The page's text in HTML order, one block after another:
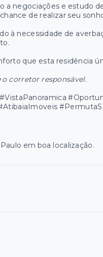
negociações e estudo
de realizar seu
à necessidade de
que esta residência
o corretor responsável.
em boa localização.